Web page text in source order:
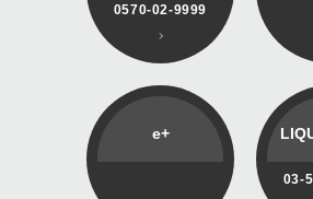
0570-02-9999
e+
03-